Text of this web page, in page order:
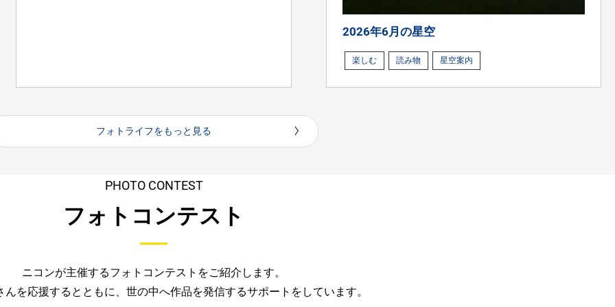
2026年6月の星空
楽しむ 読み物 星空案内
フォトライフをもっと見る
PHOTO CONTEST
フォトコンテスト
ニコンが主催するフォトコンテストをご紹介します。
を応援するとともに、 世の中へ作品を発信するサポートをしています。